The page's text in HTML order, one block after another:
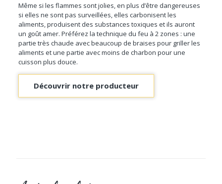
Même si les flammes sont jolies, en plus d’être dangereuses
si elles ne sont pas surveillées, elles carbonisent les
aliments, produisent des substances toxiques et ils auront
un goût amer. Préférez la technique du feu à 2 zones : une
partie très chaude avec beaucoup de braises pour griller les
aliments et une partie avec moins de charbon pour une
cuisson plus douce.
Découvrir notre producteur